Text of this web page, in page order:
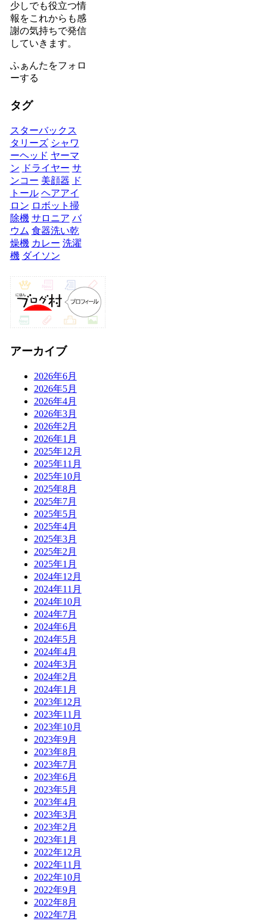
少しでも役立つ情
報をこれからも感
謝の気持ちで発信
していきます。
ふぁんたをフォロ
ーする
タグ
スターバックス
タリーズ シャワ
ーヘッド ヤーマ
ン ドライヤー サ
ンコー 美顔器 ド
トール ヘアアイ
ロン ロボット掃
除機 サロニア バ
ウム 食器洗い乾
燥機 カレー 洗濯
機 ダイソン
アーカイブ
2026年6月
2026年5月
2026年4月
2026年3月
2026年2月
2026年1月
2025年12月
2025年11月
2025年10月
2025年8月
2025年7月
2025年5月
2025年4月
2025年3月
2025年2月
2025年1月
2024年12月
2024年11月
2024年10月
2024年7月
2024年6月
2024年5月
2024年4月
2024年3月
2024年2月
2024年1月
2023年12月
2023年11月
2023年10月
2023年9月
2023年8月
2023年7月
2023年6月
2023年5月
2023年4月
2023年3月
2023年2月
2023年1月
2022年12月
2022年11月
2022年10月
2022年9月
2022年8月
2022年7月